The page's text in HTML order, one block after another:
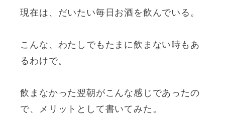
現在は、だいたい毎日お酒を飲んでいる。
こんな、わたしでもたまに飲まない時もあ
るわけで。
飲まなかった翌朝がこんな感じであったの
で、メリットとして書いてみた。